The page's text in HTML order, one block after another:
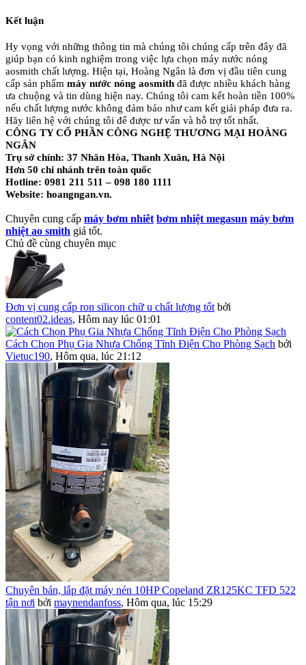
Kết luận
Hy vọng với những thông tin mà chúng tôi chúng cấp trên đây đã
giúp bạn có kinh nghiệm trong việc lựa chọn máy nước nóng
aosmith chất lượng. Hiện tại, Hoàng Ngân là đơn vị đầu tiên cung
cấp sản phẩm máy nước nóng aosmith đã được nhiều khách hàng
ưa chuộng và tin dùng hiện nay. Chúng tôi cam kết hoàn tiền 100%
nếu chất lượng nước không đảm bảo như cam kết giải pháp đưa ra.
Hãy liên hệ với chúng tôi để được tư vấn và hỗ trợ tốt nhất.
CÔNG TY CỔ PHẦN CÔNG NGHỆ THƯƠNG MẠI HOÀNG
NGÂN
Trụ sở chính: 37 Nhân Hòa, Thanh Xuân, Hà Nội
Hơn 50 chi nhánh trên toàn quốc
Hotline: 0981 211 511 – 098 180 1111
Website: hoangngan.vn.
Chuyên cung cấp máy bơm nhiêt bơm nhiệt megasun máy bơm
nhiệt ao smith giá tốt.
Chủ đề cùng chuyên mục
Đơn vị cung cấp ron silicon chữ u chất lượng tốt bởi
content02.ideas, Hôm nay lúc 01:01
Cách Chọn Phụ Gia Nhựa Chống Tĩnh Điện Cho Phòng Sạch bởi
Vietuc190, Hôm qua, lúc 21:12
Chuyên bán, lắp đặt máy nén 10HP Copeland ZR125KC TFD 522
tận nơi bởi maynendanfoss, Hôm qua, lúc 15:29